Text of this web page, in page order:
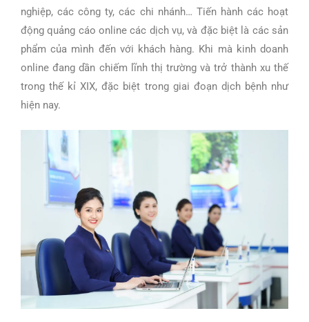
nghiệp, các công ty, các chi nhánh… Tiến hành các hoạt
động quảng cáo online các dịch vụ, và đặc biệt là các sản
phẩm của mình đến với khách hàng. Khi mà kinh doanh
online đang dần chiếm lĩnh thị trường và trở thành xu thế
trong thế kỉ XIX, đặc biệt trong giai đoạn dịch bệnh như
hiện nay.